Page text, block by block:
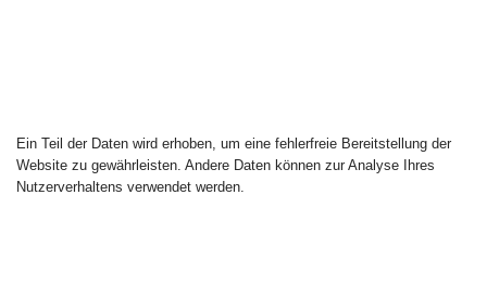
Ein Teil der Daten wird erhoben, um eine fehlerfreie Bereitstellung der
Website zu gewährleisten. Andere Daten können zur Analyse Ihres
Nutzerverhaltens verwendet werden.